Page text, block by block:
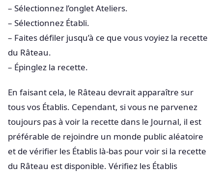
– Sélectionnez l’onglet Ateliers.
– Sélectionnez Établi.
– Faites défiler jusqu’à ce que vous voyiez la recette
du Râteau.
– Épinglez la recette.
En faisant cela, le Râteau devrait apparaître sur
tous vos Établis. Cependant, si vous ne parvenez
toujours pas à voir la recette dans le Journal, il est
préférable de rejoindre un monde public aléatoire
et de vérifier les Établis là-bas pour voir si la recette
du Râteau est disponible. Vérifiez les Établis